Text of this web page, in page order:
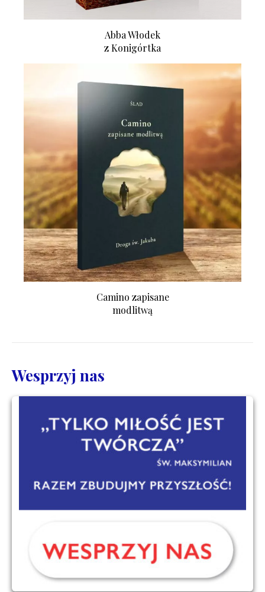
Abba Włodek
z Konigórtka
Camino zapisane
modlitwą
Wesprzyj nas